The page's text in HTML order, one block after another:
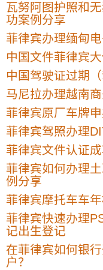
瓦努阿图护照和
功案例分享
菲律宾办理缅甸
中国文件菲律宾
中国驾驶证过期
马尼拉办理越南
菲律宾原厂车牌
菲律宾驾照办理
菲律宾文件认证
菲律宾如何办理
例分享
菲律宾摩托车车
菲律宾快速办理
记出生登记
在菲律宾如何银
户？